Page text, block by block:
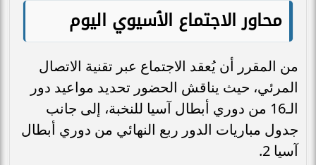
محاور الاجتماع الٱسيوي اليوم
من المقرر أن يُعقد الاجتماع عبر تقنية الاتصال
المرئي، حيث يناقش الحضور تحديد مواعيد دور
الـ16 من دوري أبطال آسيا للنخبة، إلى جانب
جدول مباريات الدور ربع النهائي من دوري أبطال
آسيا 2.